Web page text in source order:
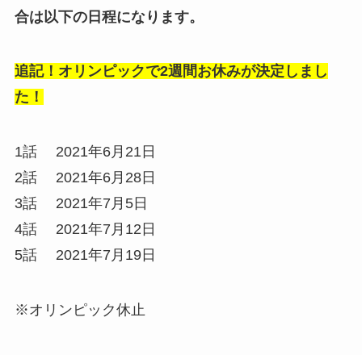
合は以下の日程になります。
追記！オリンピックで2週間お休みが決定しまし
た！
1話 2021年6月21日
2話 2021年6月28日
3話 2021年7月5日
4話 2021年7月12日
5話 2021年7月19日
※オリンピック休止